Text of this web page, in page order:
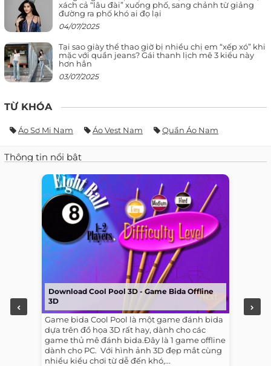
xách cả “lâu đài” xuống phố, sang chảnh từ giảng
đường ra phố khó ai đọ lại
04/07/2025
Tại sao giày thể thao giờ bị nhiều chị em “xếp xó” khi
mặc với quần jeans? Gái thanh lịch mê 3 kiểu này
hơn hẳn
03/07/2025
TỪ KHÓA
Áo Sơ Mi Nam Áo Vest Nam Quần Áo Nam
Thông tin nổi bật
Download Cool Pool 3D - Game Bida Offline
3D
Game bida Cool Pool là một game đánh bida
dựa trên đồ họa 3D rất hay, dành cho các
game thủ mê đánh bida.Đây là 1 game offline
dành cho PC. ​ Với hình ảnh 3D đẹp mắt cùng
nhiều kiểu chơi từ dễ đến khó,...